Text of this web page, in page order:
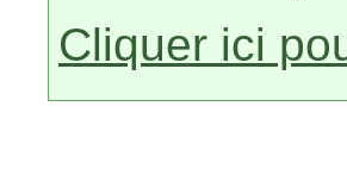
Cliquer ici